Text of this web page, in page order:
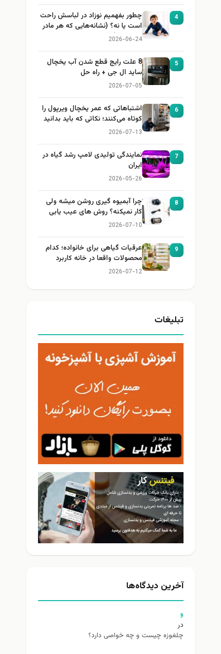
4
چطور بفهمیم نوزاد در لباسش راحت
است یا نه؟ (نشانه‌هایی که هر مادر
باید بداند)
2026-06-24
5
8 علت رایج قطع شدن آب یخچال
ساید ال جی + راه حل
2026-07-05
6
اشتباهاتی که عمر یخچال ویرپول را
کوتاه می‌کنند؛ نکاتی که باید بدانید
2026-07-13
7
نمایندگی تولیدی لامپ رشد گیاه در
ایران
2026-05-26
8
چرا آبمیوه گیری روشن میشه ولی
کار نمیکنه؟ روش های عیب یابی
2026-07-10
9
عرقیات گیاهی برای خانواده؛ کدام
محصولات واقعا در خانه کاربرد
دارند؟
2026-07-12
تبلیغات
آخرین دیدگاه‌ها
و
در
چلغوزه چیست و چه خواصی دارد؟